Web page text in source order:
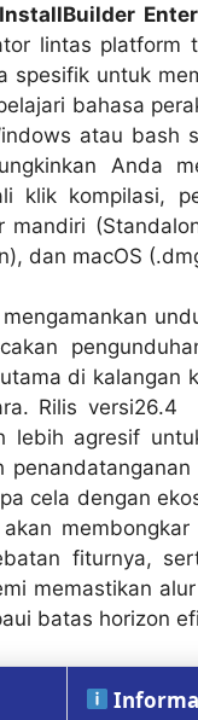
lintas platform
spesifik untuk
bahasa
atau bash
Anda
klik kompilasi,
mandiri
dan macOS
di kalangan
Rilis versi26.4
lebih agresif
cela dengan
fiturnya,
memastikan
batas horizon